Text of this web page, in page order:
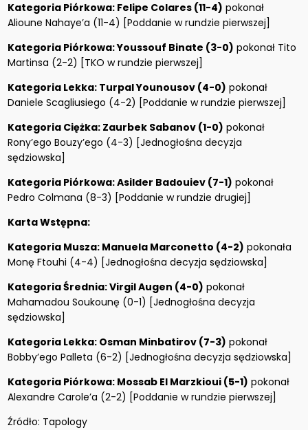
Kategoria Piórkowa: Felipe Colares (11-4) pokonał
Alioune Nahaye’a (11-4) [Poddanie w rundzie pierwszej]
Kategoria Piórkowa: Youssouf Binate (3-0) pokonał Tito
Martinsa (2-2) [TKO w rundzie pierwszej]
Kategoria Lekka: Turpal Younousov (4-0) pokonał
Daniele Scagliusiego (4-2) [Poddanie w rundzie pierwszej]
Kategoria Ciężka: Zaurbek Sabanov (1-0) pokonał
Rony’ego Bouzy’ego (4-3) [Jednogłośna decyzja
sędziowska]
Kategoria Piórkowa: Asilder Badouiev (7-1) pokonał
Pedro Colmana (8-3) [Poddanie w rundzie drugiej]
Karta Wstępna:
Kategoria Musza: Manuela Marconetto (4-2) pokonała
Monę Ftouhi (4-4) [Jednogłośna decyzja sędziowska]
Kategoria Średnia: Virgil Augen (4-0) pokonał
Mahamadou Soukounę (0-1) [Jednogłośna decyzja
sędziowska]
Kategoria Lekka: Osman Minbatirov (7-3) pokonał
Bobby’ego Palleta (6-2) [Jednogłośna decyzja sędziowska]
Kategoria Piórkowa: Mossab El Marzkioui (5-1) pokonał
Alexandre Carole’a (2-2) [Poddanie w rundzie pierwszej]
Źródło: Tapology